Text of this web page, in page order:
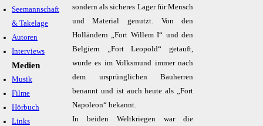
Seemannschaft
& Takelage
Autoren
Interviews
Medien
Musik
Filme
Hörbuch
Links
sondern als sicheres Lager für Mensch
und Material genutzt. Von den
Holländern „Fort Willem I“ und den
Belgiern „Fort Leopold“ getauft,
wurde es im Volksmund immer nach
dem ursprünglichen Bauherren
benannt und ist auch heute als „Fort
Napoleon“ bekannt.
In beiden Weltkriegen war die